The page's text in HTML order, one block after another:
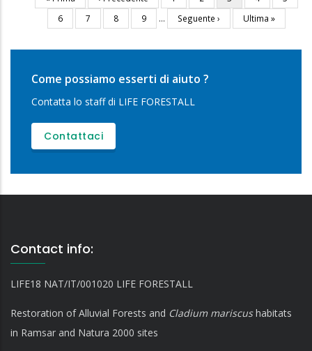
Paginazione
pagina
precedente
attuale
Pagina
6 Pagina
7 Pagina
8 Pagina
9 …
Pagina
successiva
Seguente ›
Ultima
pagina
Ultima »
Come possiamo esserti di aiuto ?
Contatta lo staff di LIFE FORESTALL
Contattaci
Contact info:
LIFE18 NAT/IT/001020 LIFE FORESTALL
Restoration of Alluvial Forests and Cladium mariscushabitats
in Ramsar and Natura 2000 sites